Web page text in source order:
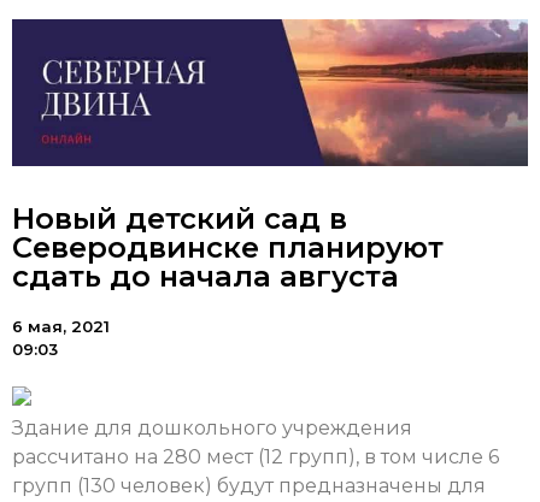
Новый детский сад в
Северодвинске планируют
сдать до начала августа
6 мая, 2021
09:03
Здание для дошкольного учреждения
рассчитано на 280 мест (12 групп), в том числе 6
групп (130 человек) будут предназначены для